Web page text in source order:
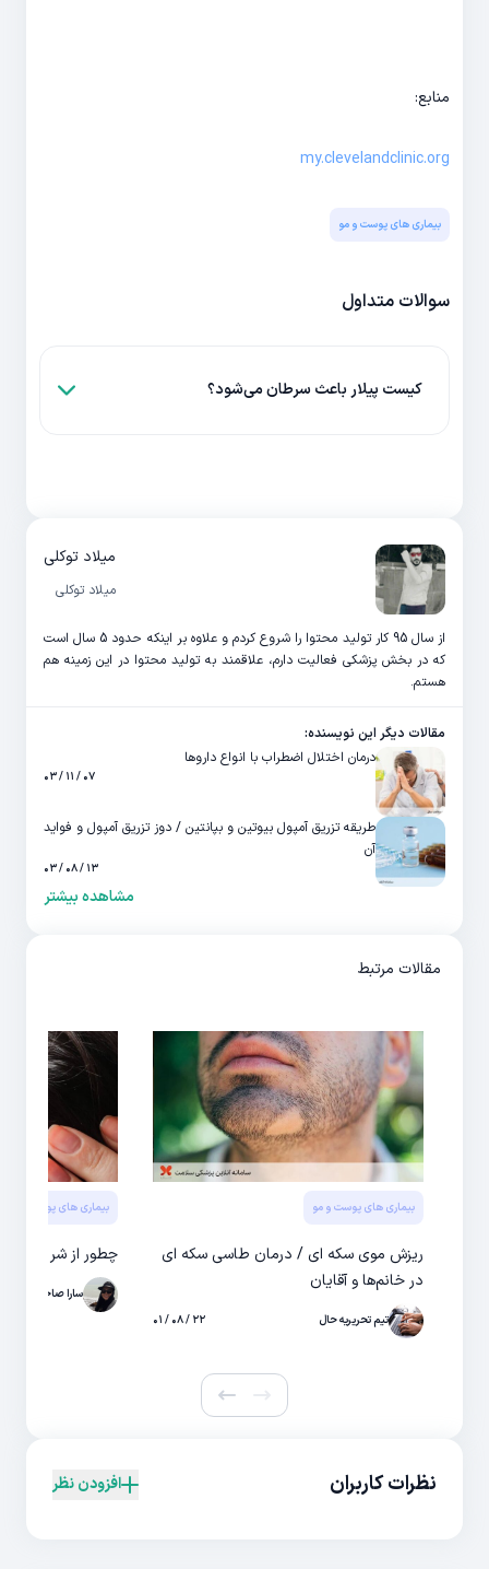
منابع:
my.clevelandclinic.org
بیماری های پوست و مو
سوالات متداول
کیست پیلار باعث سرطان می‌شود؟
میلاد توکلی
میلاد توکلی
از سال 95 کار تولید محتوا را شروع کردم و علاوه بر اینکه حدود 5 سال است
که در بخش پزشکی فعالیت دارم، علاقمند به تولید محتوا در این زمینه هم
هستم.
مقالات دیگر این نویسنده:
درمان اختلال اضطراب با انواع داروها
۰۷ / ۱۱ / ۰۳
طریقه تزریق آمپول بیوتین و بپانتین / دوز تزریق آمپول و فواید
آن
۱۳ / ۰۸ / ۰۳
مشاهده بیشتر
مقالات مرتبط
بیماری های پوست و مو
ریزش موی سکه ای / درمان طاسی سکه ای
در خانم‌ها و آقایان
تیم تحریریه حال ۲۲ / ۰۸ / ۰۱
بیماری های پوست و مو
چطور از شر شوره
سارا صاحبی
نظرات کاربران افزودن نظر